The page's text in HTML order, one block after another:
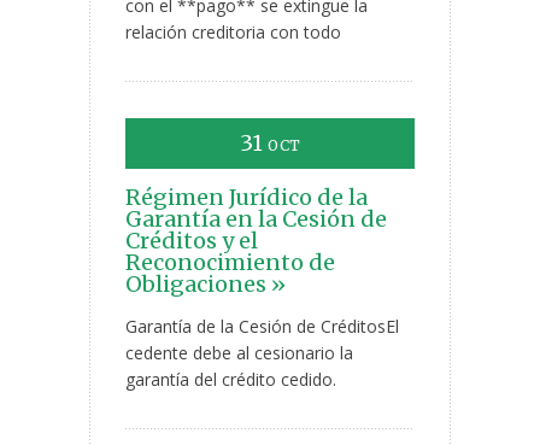
con el **pago** se extingue la
relación creditoria con todo
31 OCT
Régimen Jurídico de la
Garantía en la Cesión de
Créditos y el
Reconocimiento de
Obligaciones »
Garantía de la Cesión de CréditosEl
cedente debe al cesionario la
garantía del crédito cedido.